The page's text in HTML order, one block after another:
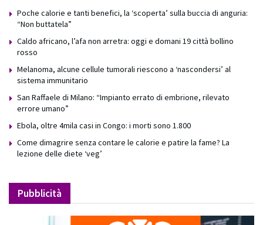
Poche calorie e tanti benefici, la ‘scoperta’ sulla buccia di anguria:
“Non buttatela”
Caldo africano, l’afa non arretra: oggi e domani 19 città bollino
rosso
Melanoma, alcune cellule tumorali riescono a ‘nascondersi’ al
sistema immunitario
San Raffaele di Milano: “Impianto errato di embrione, rilevato
errore umano”
Ebola, oltre 4mila casi in Congo: i morti sono 1.800
Come dimagrire senza contare le calorie e patire la fame? La
lezione delle diete ‘veg’
Pubblicità